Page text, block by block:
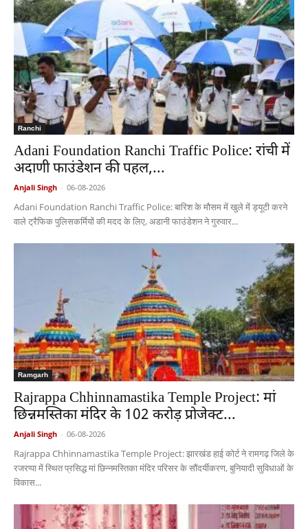
Ranchi
Adani Foundation Ranchi Traffic Police: रांची में
अदाणी फाउंडेशन की पहल,...
Anjali Singh - 06-08-2026
Adani Foundation Ranchi Traffic Police: बारिश के मौसम में खुले में ड्यूटी करने
वाले ट्रैफिक पुलिसकर्मियों की मदद के लिए, अडानी फाउंडेशन ने गुरुवार...
Ramgarh
Rajrappa Chhinnamastika Temple Project: मां
छिन्नमस्तिका मंदिर के 102 करोड़ प्रोजेक्ट...
Anjali Singh - 06-08-2026
Rajrappa Chhinnamastika Temple Project: झारखंड हाई कोर्ट ने रामगढ़ जिले के
रजरप्पा में स्थित प्रसिद्ध मां छिन्नमस्तिका मंदिर परिसर के सौंदर्यीकरण, बुनियादी सुविधाओं के
विकास...